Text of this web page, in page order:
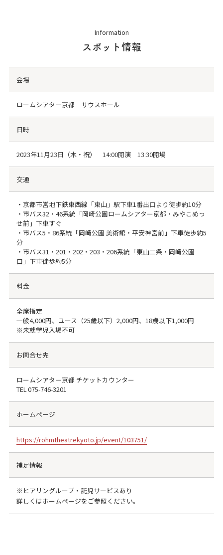
Information
スポット情報
会場
ロームシアター京都 サウスホール
日時
2023年11月23日（木・祝） 14:00開演 13:30開場
交通
・京都市営地下鉄東西線「東山」駅下車1番出口より徒歩約10分
・市バス32・46系統「岡崎公園ロームシアター京都・みやこめっ
せ前」下車すぐ
・市バス5・86系統「岡崎公園 美術館・平安神宮前」下車徒歩約5
分
・市バス31・201・202・203・206系統「東山二条・岡崎公園
口」下車徒歩約5分
料金
全席指定
一般4,000円、ユース（25歳以下）2,000円、18歳以下1,000円
※未就学児入場不可
お問合せ先
ロームシアター京都 チケットカウンター
TEL075-746-3201
ホームページ
https://rohmtheatrekyoto.jp/event/103751/
補足情報
※ヒアリングループ・託児サービスあり
詳しくはホームページをご参照ください。